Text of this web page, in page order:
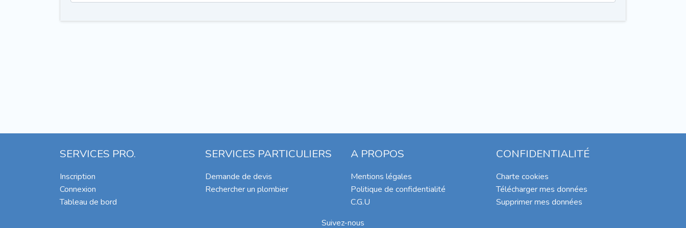
SERVICES PRO.
Inscription
Connexion
Tableau de bord
SERVICES PARTICULIERS
Demande de devis
Rechercher un plombier
A PROPOS
Mentions légales
Politique de confidentialité
C.G.U
CONFIDENTIALITÉ
Charte cookies
Télécharger mes données
Supprimer mes données
Suivez-nous